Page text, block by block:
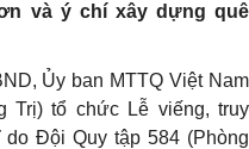
và ý chí xây dựng quê
Ủy ban MTTQ Việt Nam
Trị) tổ chức Lễ viếng, truy
Đội Quy tập 584 (Phòng